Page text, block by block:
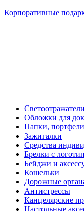
Корпоративные
Светоотражатели
Обложки для
Папки, портфели
Зажигалки
Средства
Брелки с
Бейджи и
Кошельки
Дорожные
Антистрессы
Канцелярские
Настольные